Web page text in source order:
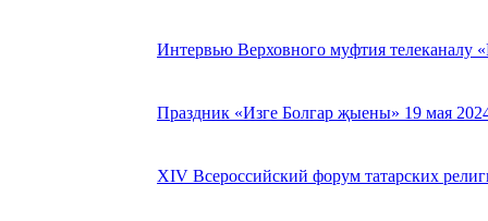
Интервью Верховного муфтия телеканалу
Праздник «Изге Болгар җыены» 19 мая
XIV Всероссийский форум татарских